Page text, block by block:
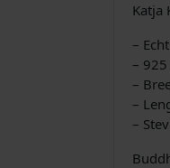
Katja
–
–
–
–
–